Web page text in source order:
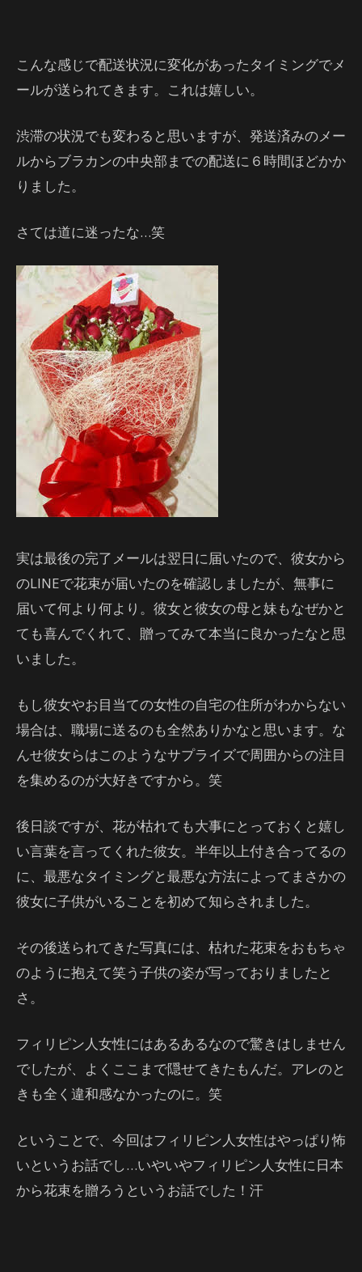
こんな感じで配送状況に変化があったタイミングでメ
ールが送られてきます。これは嬉しい。
渋滞の状況でも変わると思いますが、発送済みのメー
ルからブラカンの中央部までの配送に６時間ほどかか
りました。
さては道に迷ったな…笑
実は最後の完了メールは翌日に届いたので、彼女から
のLINEで花束が届いたのを確認しましたが、無事に
届いて何より何より。彼女と彼女の母と妹もなぜかと
ても喜んでくれて、贈ってみて本当に良かったなと思
いました。
もし彼女やお目当ての女性の自宅の住所がわからない
場合は、職場に送るのも全然ありかなと思います。な
んせ彼女らはこのようなサプライズで周囲からの注目
を集めるのが大好きですから。笑
後日談ですが、花が枯れても大事にとっておくと嬉し
い言葉を言ってくれた彼女。半年以上付き合ってるの
に、最悪なタイミングと最悪な方法によってまさかの
彼女に子供がいることを初めて知らされました。
その後送られてきた写真には、枯れた花束をおもちゃ
のように抱えて笑う子供の姿が写っておりましたと
さ。
フィリピン人女性にはあるあるなので驚きはしません
でしたが、よくここまで隠せてきたもんだ。アレのと
きも全く違和感なかったのに。笑
ということで、今回はフィリピン人女性はやっぱり怖
いというお話でし…いやいやフィリピン人女性に日本
から花束を贈ろうというお話でした！汗